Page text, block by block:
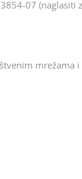
07 (naglasiti
mrežama